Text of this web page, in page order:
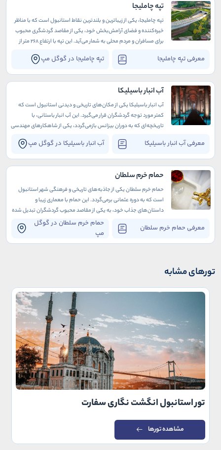
تپه چاملیجا
معرفی تپه چاملیجا تپه چاملیجا در گوگل مپ
تپه چاملیجا، یکی از زیباترین و بلندترین نقاط استانبول است که با مناظر
خیره‌کننده و فضای آرامش‌بخش خود، یکی از مقاصد گردشگری محبوب
برای مسافران و مردم محلی به شمار می‌آید. این تپه با ارتفاع 268 متر از
را فراهم می‌کند.
آب انبار باسیلیکا
معرفی آب انبار باسیلیکا آب انبار باسیلیکا در گوگل مپ
آب انبار باسیلیکا یکی از مکان‌های تاریخی و دیدنی استانبول است که
کمتر مورد توجه گردشگران قرار می‌گیرد. این آب انبار باستانی، با
تاریخچه‌ای که به دوران بیزانس بازمی‌گردد، یکی از شاهکارهای مهندسی
حمام خرم سلطان
معرفی حمام خرم سلطان
حمام خرم سلطان در گوگل
مپ
حمام خرم سلطان یکی از جاذبه‌های تاریخی و فرهنگی شهر استانبول
است که به دوره عثمانی برمی‌گردد. این حمام با معماری زیبا و
داستان‌های جذاب خود، به یکی از مقاصد محبوب گردشگران تبدیل شده
تورهای مشابه
تور استانبول انگشت نگاری سفارت
مشاهده تورها